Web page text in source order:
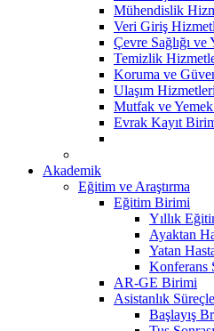
Mühendislik
Veri Giriş
Çevre Sağlığı
Temizlik
Koruma ve
Ulaşım
Mutfak ve
Evrak Kayıt
Akademik
Eğitim ve Araştırma
Eğitim Birimi
Yıllık
Ayaktan
Yatan
Konferans
AR-GE Birimi
Asistanlık
Başlayış